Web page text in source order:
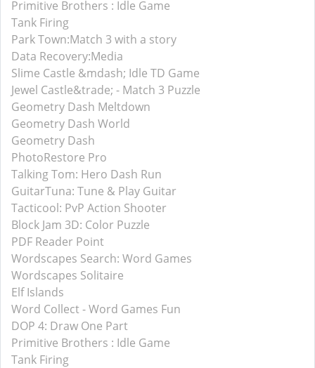
Primitive Brothers : Idle Game
Tank Firing
Park Town:Match 3 with a story
Data Recovery:Media
Slime Castle &mdash; Idle TD Game
Jewel Castle&trade; - Match 3 Puzzle
Geometry Dash Meltdown
Geometry Dash World
Geometry Dash
PhotoRestore Pro
Talking Tom: Hero Dash Run
GuitarTuna: Tune & Play Guitar
Tacticool: PvP Action Shooter
Block Jam 3D: Color Puzzle
PDF Reader Point
Wordscapes Search: Word Games
Wordscapes Solitaire
Elf Islands
Word Collect - Word Games Fun
DOP 4: Draw One Part
Primitive Brothers : Idle Game
Tank Firing